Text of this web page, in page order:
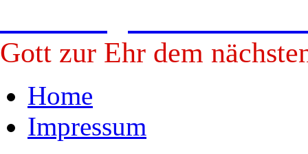
Gott zur Ehr dem
Home
Impressum